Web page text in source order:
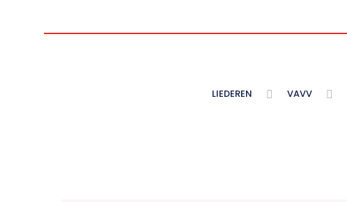
LIEDEREN VAVV